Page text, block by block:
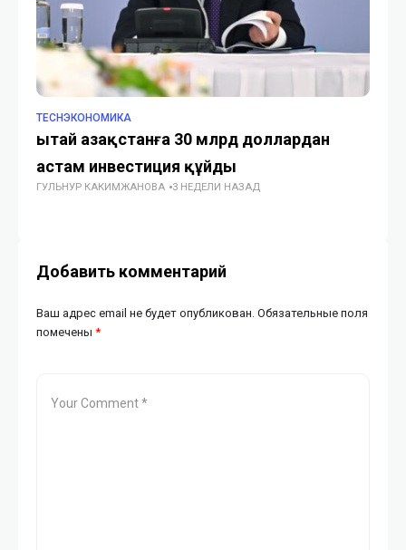
TECHЭКОНОМИКА
Қытай Қазақстанға 30 млрд доллардан
астам инвестиция құйды
ГУЛЬНУР КАКИМЖАНОВА 3 НЕДЕЛИ НАЗАД
Добавить комментарий
Ваш адрес email не будет опубликован. Обязательные поля
помечены *